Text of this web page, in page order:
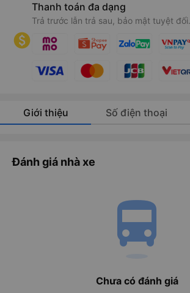
Thanh toán đa dạng
Trả trước lẫn trả sau, bảo mật tuyệt đối.
Giới thiệu Số điện thoại
Đánh giá nhà xe
directions_bus
Chưa có đánh giá